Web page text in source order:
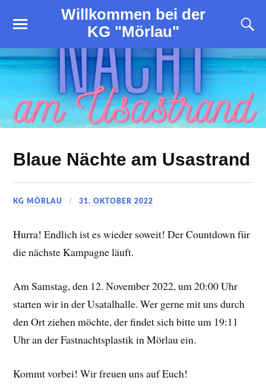
Willkommen bei der
KG "Mörlau"
Blaue Nächte am Usastrand
KG MÖRLAU 31. OKTOBER 2022
Hurra! Endlich ist es wieder soweit! Der Countdown für
die nächste Kampagne läuft.
Am Samstag, den 12. November 2022, um 20:00 Uhr
starten wir in der Usatalhalle. Wer gerne mit uns durch
den Ort ziehen möchte, der findet sich bitte um 19:11
Uhr an der Fastnachtsplastik in Mörlau ein.
Kommt vorbei! Wir freuen uns auf Euch!